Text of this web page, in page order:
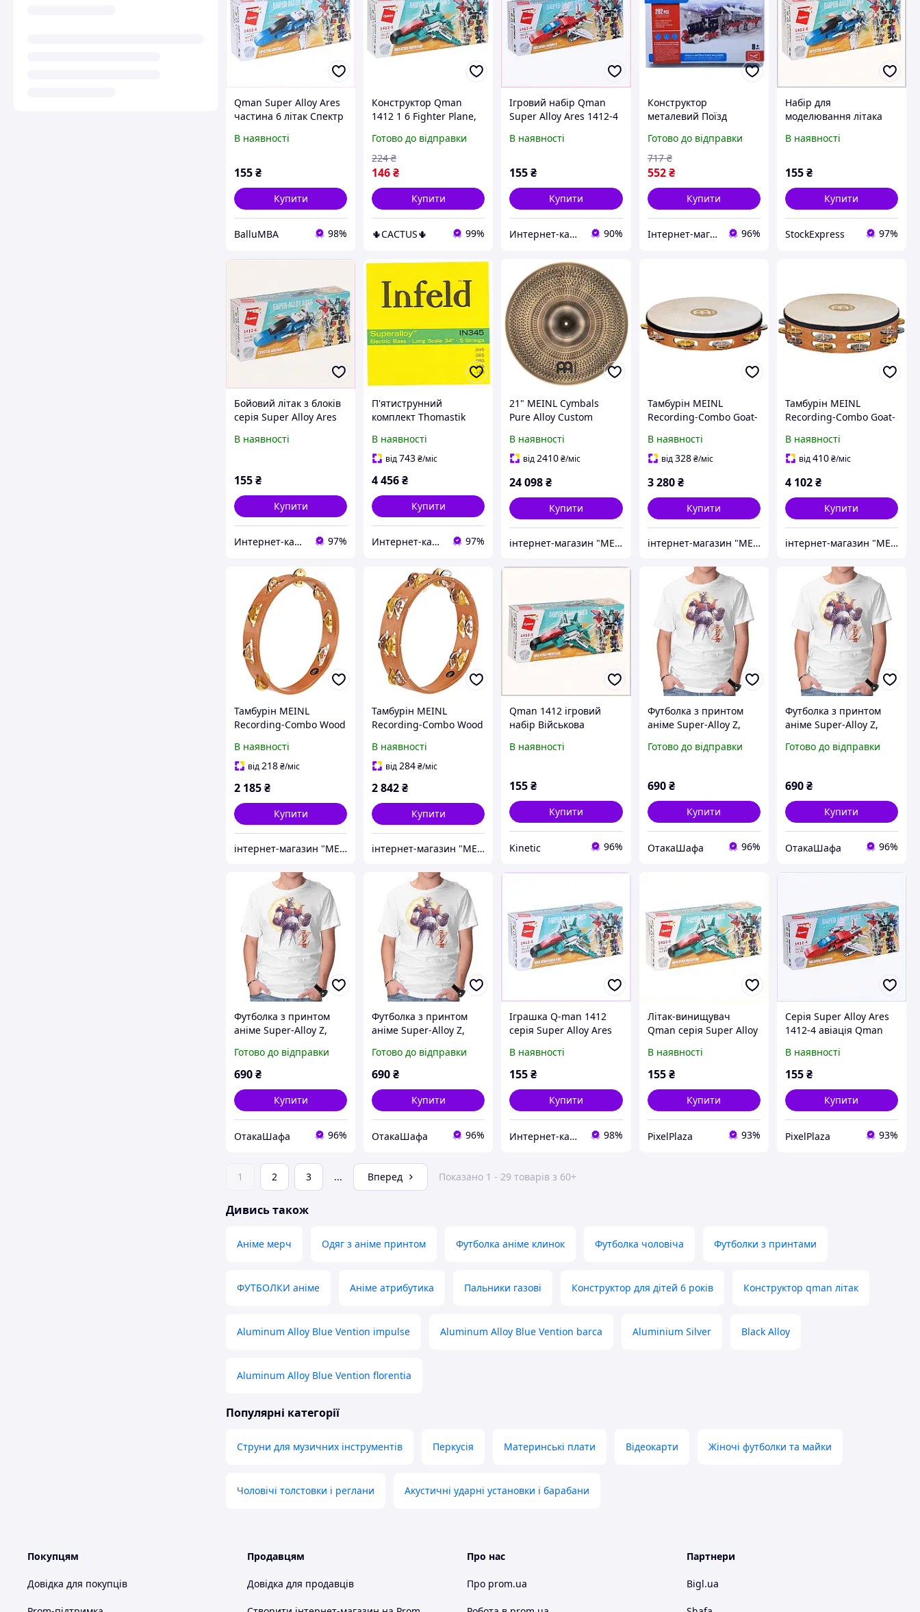
Qman Super Alloy Ares
частина 6 літак Спектр
В наявності
155₴
Купити
BalluMBA 98%
Конструктор Qman
1412 1 6 Fighter Plane,
Alloy Ares для
хлопчиків, військова
техніка, 79 деталей
Готово до відправки
146₴
224 ₴
Купити
🌵CACTUS🌵 99%
Ігровий набір Qman
Super Alloy Ares 1412-4
762C448KT8
В наявності
155₴
Купити
Интернет-кат​​алог ск​​ид​​ок Zakazov 90%
Конструктор
металевий Поїзд
Train" No.507 202
деталей Супер ціна
Готово до відправки
552 ₴
717 ₴
Купити
Інтернет-магазин "Little Sam" 96%
Набір для
моделювання літака
7K6T24X487
В наявності
155₴
Купити
StockExpress 97%
Бойовий літак з блоків
серія Super Alloy Ares
В наявності
155₴
Купити
Интернет-катал​ог ск​​​​ид​​ок "OBNOVKA" 97%
П'ятиструнний
комплект Thomastik
мензури, 65A56B729
В наявності
від743₴/міс
4 456₴
Купити
Интернет-кат​алог с​ки​​д​​​ок "ElenaShop" 97%
21" MEINL Cymbals
Pure Alloy Custom
PAC21SBR
В наявності
від2410₴/міс
24 098₴
Купити
інтернет-магазин "MEINL"
Тамбурін MEINL
Recording-Combo Goat-
Dual-Alloy Jingles
TAH1M-SNT Super
В наявності
від328 ₴/міс
3 280 ₴
Купити
інтернет-магазин "MEINL"
Тамбурін MEINL
Recording-Combo Goat-
Dual-Alloy Jingles
TAH2M-SNT Super
В наявності
від410₴/міс
4 102₴
Купити
інтернет-магазин "MEINL"
Тамбурін MEINL
Recording-Combo Wood
Jingles TA1M-SNT Super
Natural
В наявності
від218₴/міс
2 185₴
Купити
інтернет-магазин "MEINL"
Тамбурін MEINL
Recording-Combo Wood
Jingles TA2M-SNT Super
Natural
В наявності
від284₴/міс
2 842₴
Купити
інтернет-магазин "MEINL"
Qman 1412 ігровий
набір Військова
В наявності
155₴
Купити
Kinetic 96%
Футболка з принтом
аніме Super-Alloy Z,
Готово до відправки
690 ₴
Купити
ОтакаШафа 96%
Футболка з принтом
аніме Super-Alloy Z,
Готово до відправки
690₴
Купити
ОтакаШафа 96%
Футболка з принтом
аніме Super-Alloy Z,
Готово до відправки
690₴
Купити
ОтакаШафа 96%
Футболка з принтом
аніме Super-Alloy Z,
Готово до відправки
690₴
Купити
ОтакаШафа 96%
Іграшка Q-man 1412
серія Super Alloy Ares
В наявності
155₴
Купити
Инте​рнет​-кат​алог ск​​идок "BAGSPACE" 98%
Літак-винищувач
Qman серія Super Alloy
762C4X4B84
В наявності
155 ₴
Купити
PixelPlaza 93%
Серія Super Alloy Ares
1412-4 авіація Qman
76H24488BC
В наявності
155₴
Купити
PixelPlaza 93%
1 2 3 ... Вперед Показано 1 - 29 товарів з 60+
Дивись також
Аніме мерч Одяг з аніме принтом Футболка аніме клинок Футболка чоловіча Футболки з принтами
ФУТБОЛКИ аніме Аніме атрибутика Пальники газові Конструктор для дітей 6 років Конструктор qman літак
Aluminum Alloy Blue Vention impulse Aluminum Alloy Blue Vention barca Aluminium Silver Black Alloy
Aluminum Alloy Blue Vention florentia
Популярні категорії
Струни для музичних інструментів Перкусія Материнські плати Відеокарти Жіночі футболки та майки
Чоловічі толстовки і реглани Акустичні ударні установки і барабани
Покупцям
Довідка для покупців
Продавцям
Довідка для продавців
Про нас
Про prom.ua
Партнери
Bigl.ua